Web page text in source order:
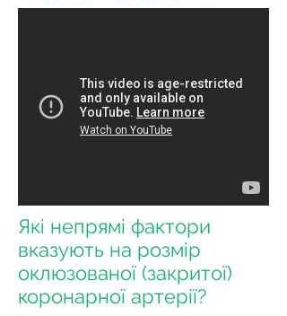
Які непрямі фактори
вказують на розмір
оклюзованої (закритої)
коронарної артерії?